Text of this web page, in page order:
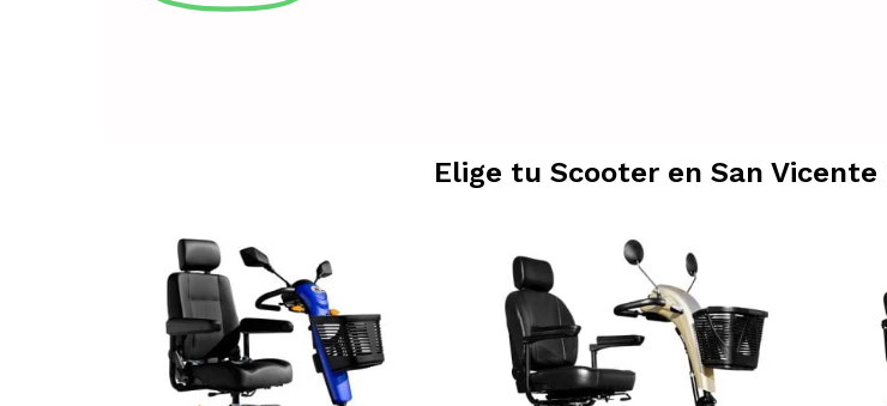
Elige tu Scooter en San